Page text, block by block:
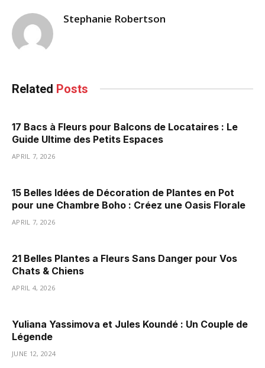
Stephanie Robertson
Related Posts
17 Bacs à Fleurs pour Balcons de Locataires : Le
Guide Ultime des Petits Espaces
APRIL 7, 2026
15 Belles Idées de Décoration de Plantes en Pot
pour une Chambre Boho : Créez une Oasis Florale
APRIL 7, 2026
21 Belles Plantes a Fleurs Sans Danger pour Vos
Chats & Chiens
APRIL 4, 2026
Yuliana Yassimova et Jules Koundé : Un Couple de
Légende
JUNE 12, 2024